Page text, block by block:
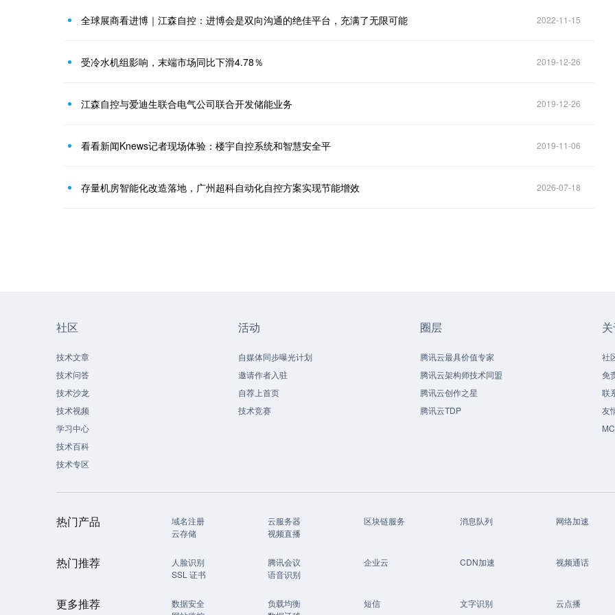
全球展商看进博｜江森自控：进博会是双向沟通的绝佳平台，充满了无限可能 2022-11-15
受冷水机组影响，末端市场同比下滑4.78％ 2019-12-26
江森自控与爱迪生联合电气公司联合开发储能业务 2019-12-26
看看新闻Knews记者现场体验：楼宇自控系统和智慧安全平 2019-11-06
存量机房智能化改造落地，广州超科自动化自控方案实现节能增效 2026-07-18
社区
技术文章
技术问答
技术沙龙
技术视频
学习中心
技术百科
技术专区
活动
自媒体同步曝光计划
邀请作者入驻
自荐上首页
技术竞赛
圈层
腾讯云最具价值专家
腾讯云架构师技术同盟
腾讯云创作之星
腾讯云TDP
社
免
联
友
热门产品 域名注册 云服务器 区块链服务 消息队列
网络加速
云存储
视频直播
热门推荐 人脸识别 腾讯会议 企业云 CDN加速
视频通话
SSL 证书
语音识别
更多推荐 数据安全 负载均衡 短信 文字识别
云点播